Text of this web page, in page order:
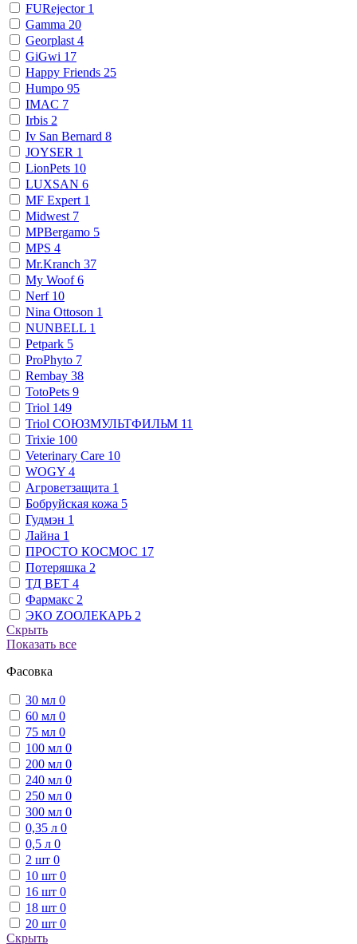
FURejector 1
Gamma 20
Georplast 4
GiGwi 17
Happy Friends 25
Humpo 95
IMAC 7
Irbis 2
Iv San Bernard 8
JOYSER 1
LionPets 10
LUXSAN 6
MF Expert 1
Midwest 7
MPBergamo 5
MPS 4
Mr.Kranch 37
My Woof6
Nerf 10
Nina Ottoson 1
NUNBELL 1
Petpark 5
ProPhyto 7
Rembay 38
TotoPets 9
Triol 149
Triol СОЮЗМУЛЬТФИЛЬМ 11
Trixie 100
Veterinary Сare 10
WOGY 4
Агроветзащита 1
Бобруйская кожа 5
Гудмэн 1
Лайна 1
ПРОСТО КОСМОС 17
Потеряшка 2
ТД ВЕТ 4
Фармакс 2
ЭКО ZООЛЕКАРЬ 2
Скрыть
Показать все
Фасовка
30 мл 0
60 мл 0
75 мл 0
100 мл 0
200 мл 0
240 мл 0
250 мл 0
300 мл 0
0,35 л 0
0,5 л 0
2 шт 0
10 шт 0
16 шт 0
18 шт 0
20 шт 0
Скрыть